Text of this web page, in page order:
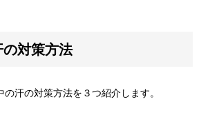
対策方法
汗の対策方法を３つ紹介します。